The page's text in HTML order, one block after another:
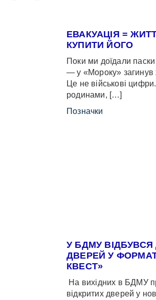
ЕВАКУАЦІЯ =
КУПИТИ ЙОГО
Поки ми доїдали
— у «Мороку» загинув
Це не військові
родинами, […]
Позначки
У БДМУ
ДВЕРЕЙ У
КВЕСТ»
На вихідних в БДМУ
відкритих дверей у